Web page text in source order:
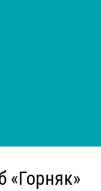
«Горняк»